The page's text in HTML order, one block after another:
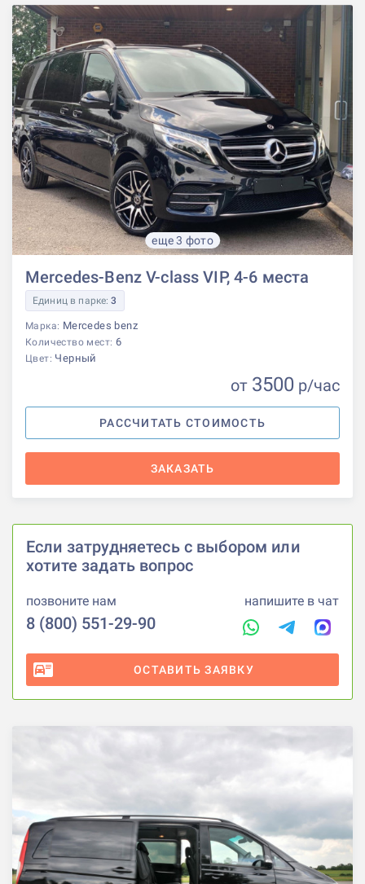
еще 3 фото
Mercedes-Benz V-class VIP, 4-6 места
Единиц в парке:3
Марка: Mercedes benz
Количество мест: 6
Цвет: Черный
от 3500 р/час
РАССЧИТАТЬ СТОИМОСТЬ
ЗАКАЗАТЬ
Если затрудняетесь с выбором или
хотите задать вопрос
позвоните нам
8 (800) 551-29-90
напишите в чат
ОСТАВИТЬ ЗАЯВКУ